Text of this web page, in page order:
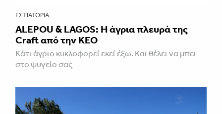
ΕΣΤΙΑΤΌΡΙΑ
ALEPOU & LAGOS: Η άγρια πλευρά της
Craft από την ΚΕΟ
Κάτι άγριο κυκλοφορεί εκεί έξω. Και θέλει να μπει
στο ψυγείο σας